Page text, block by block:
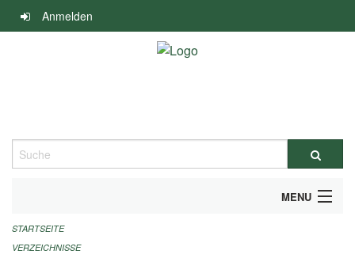
Navigation
überspringen
Anmelden
Suche
MENU
ALLGEMEINE INFORMATIONEN
STARTSEITE
VERZEICHNISSE